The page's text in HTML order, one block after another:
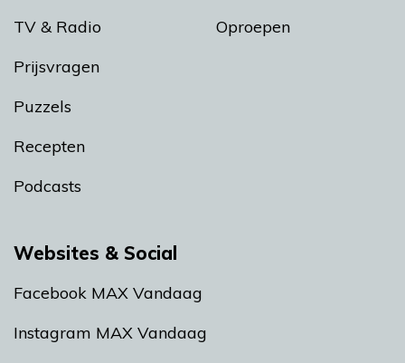
TV & Radio
Prijsvragen
Puzzels
Recepten
Podcasts
Oproepen
Websites & Social
Facebook MAX Vandaag
Instagram MAX Vandaag